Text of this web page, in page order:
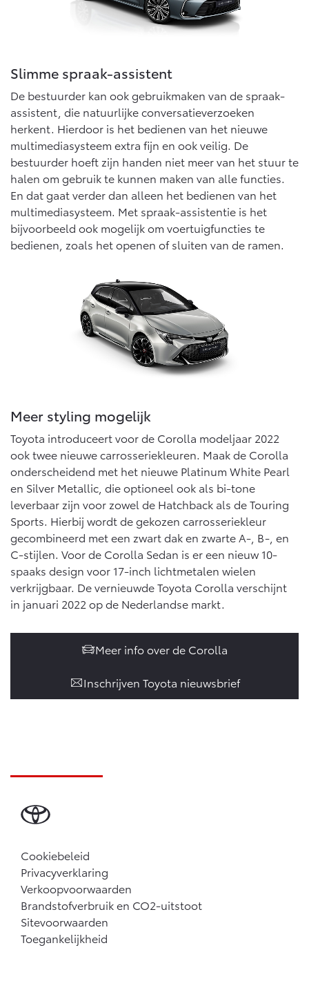
Proace (excl. BTW)
OOK ALS BATTERIJ-
ELEKTRISCH
Vanaf € 37.500,-
Proace Verso
BATTERIJ-ELEKTRISCH
Vanaf € 55.950,-
OOK ALS BATTERIJ-
ELEKTRISCH
Vanaf € 56.570,-
Land Cruiser (excl. BTW)
Vanaf € 89.986,-
Slimme spraak-assistent
De bestuurder kan ook gebruikmaken van de spraak-
assistent, die natuurlijke conversatieverzoeken
herkent. Hierdoor is het bedienen van het nieuwe
multimediasysteem extra fijn en ook veilig. De
bestuurder hoeft zijn handen niet meer van het stuur te
halen om gebruik te kunnen maken van alle functies.
En dat gaat verder dan alleen het bedienen van het
multimediasysteem. Met spraak-assistentie is het
bijvoorbeeld ook mogelijk om voertuigfuncties te
bedienen, zoals het openen of sluiten van de ramen.
Meer styling mogelijk
Toyota introduceert voor de Corolla modeljaar 2022
ook twee nieuwe carrosseriekleuren. Maak de Corolla
onderscheidend met het nieuwe Platinum White Pearl
en Silver Metallic, die optioneel ook als bi-tone
leverbaar zijn voor zowel de Hatchback als de Touring
Sports. Hierbij wordt de gekozen carrosseriekleur
gecombineerd met een zwart dak en zwarte A-, B-, en
C-stijlen. Voor de Corolla Sedan is er een nieuw 10-
spaaks design voor 17-inch lichtmetalen wielen
verkrijgbaar. De vernieuwde Toyota Corolla verschijnt
in januari 2022 op de Nederlandse markt.
Meer info over de Corolla
Inschrijven Toyota nieuwsbrief
Cookiebeleid
Privacyverklaring
Verkoopvoorwaarden
Brandstofverbruik en CO2-uitstoot
Sitevoorwaarden
Toegankelijkheid